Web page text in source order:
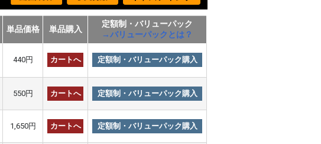
単品価格 単品購入
定額制・バリューパック
→バリューパックとは？
440円 カートへ 定額制・バリューパック購入
550円 カートへ 定額制・バリューパック購入
1,650円 カートへ 定額制・バリューパック購入